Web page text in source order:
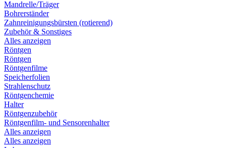
Mandrelle/Träger
Bohrerständer
Zahnreinigungsbürsten (rotierend)
Zubehör & Sonstiges
Alles anzeigen
Röntgen
Röntgen
Röntgenfilme
Speicherfolien
Strahlenschutz
Röntgenchemie
Halter
Röntgenzubehör
Röntgenfilm- und Sensorenhalter
Alles anzeigen
Alles anzeigen